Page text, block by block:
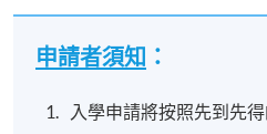
申請者須知 ：
入學申請將按照先到先